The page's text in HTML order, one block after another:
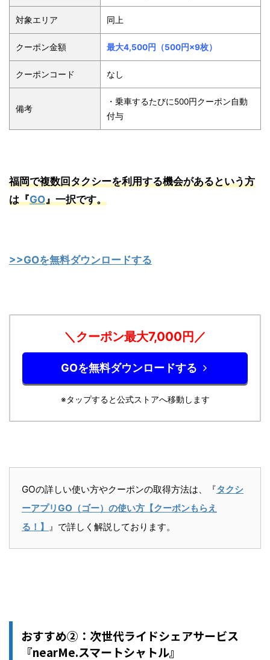
対象エリア 同上
クーポン金額 最大4,500円（500円×9枚）
クーポンコード なし
備考
・乗車するたびに500円クーポン自動
付与
福岡で複数回タクシーを利用する機会があるという方
は『GO』一択です。
>>GOを無料ダウンロードする
＼クーポン最大7,000円／
GOを無料ダウンロードする
※タップすると公式ストアへ移動します
GOの詳しい使い方やクーポンの取得方法は、『タクシ
ーアプリGO（ゴー）の使い方【クーポンもらえ
る！】
』で詳しく解説しております。
おすすめ②：次世代ライドシェアサービス
『nearMe.スマートシャトル』